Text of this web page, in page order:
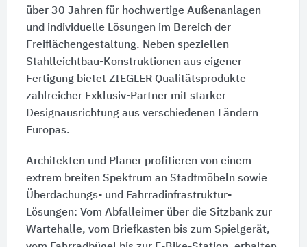
über 30 Jahren für hochwertige Außenanlagen
und individuelle Lösungen im Bereich der
Freiflächengestaltung. Neben speziellen
Stahlleichtbau-Konstruktionen aus eigener
Fertigung bietet ZIEGLER Qualitätsprodukte
zahlreicher Exklusiv-Partner mit starker
Designausrichtung aus verschiedenen Ländern
Europas.
Architekten und Planer profitieren von einem
extrem breiten Spektrum an Stadtmöbeln sowie
Überdachungs- und Fahrradinfrastruktur-
Lösungen: Vom Abfalleimer über die Sitzbank zur
Wartehalle, vom Briefkasten bis zum Spielgerät,